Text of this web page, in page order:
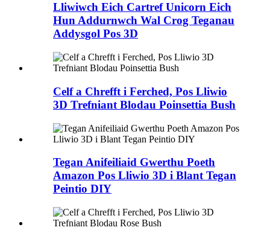
Lliwiwch Eich Cartref Unicorn Eich
Hun Addurnwch Wal Crog Teganau
Addysgol Pos 3D
Celf a Chrefft i Ferched, Pos Lliwio
3D Trefniant Blodau Poinsettia Bush
Tegan Anifeiliaid Gwerthu Poeth
Amazon Pos Lliwio 3D i Blant Tegan
Peintio DIY